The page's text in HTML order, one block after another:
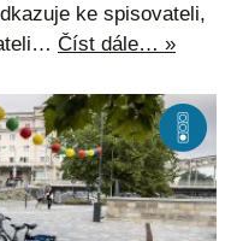
ke spisovateli,
Číst dále… »